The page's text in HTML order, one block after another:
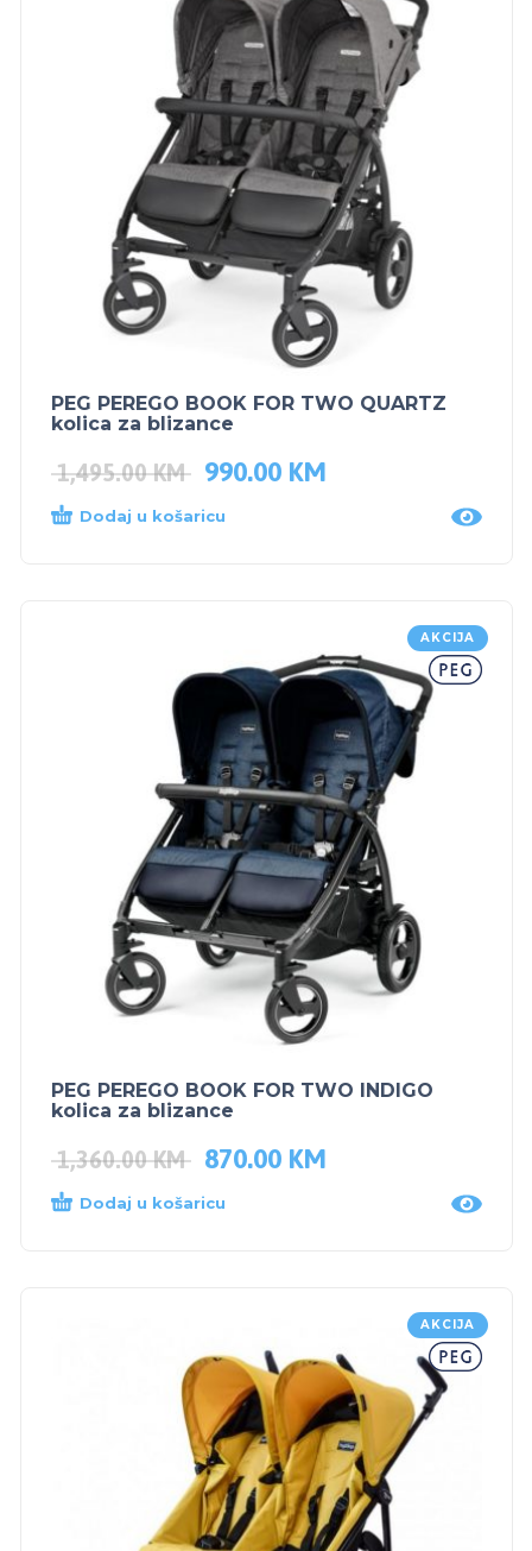
PEG PEREGO BOOK FOR TWO QUARTZ
kolica za blizance
1,495.00KM 990.00 KM
Dodaj u košaricu
AKCIJA
PEG PEREGO BOOK FOR TWO INDIGO
kolica za blizance
1,360.00KM 870.00 KM
Dodaj u košaricu
AKCIJA